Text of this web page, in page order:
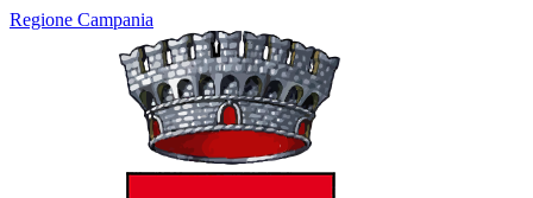
Regione Campania